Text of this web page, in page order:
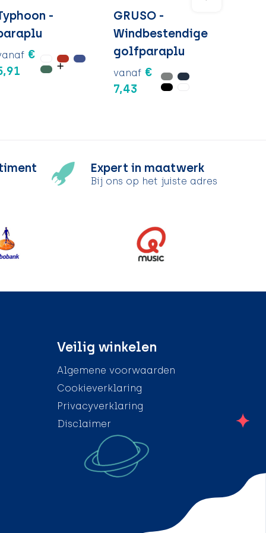
-
€
GRUSO -
Windbestendige
golfparaplu
vanaf €
7,43
Expert in maatwerk
Bij ons op het juiste adres
Veilig winkelen
Algemene voorwaarden
Cookieverklaring
Privacyverklaring
Disclaimer